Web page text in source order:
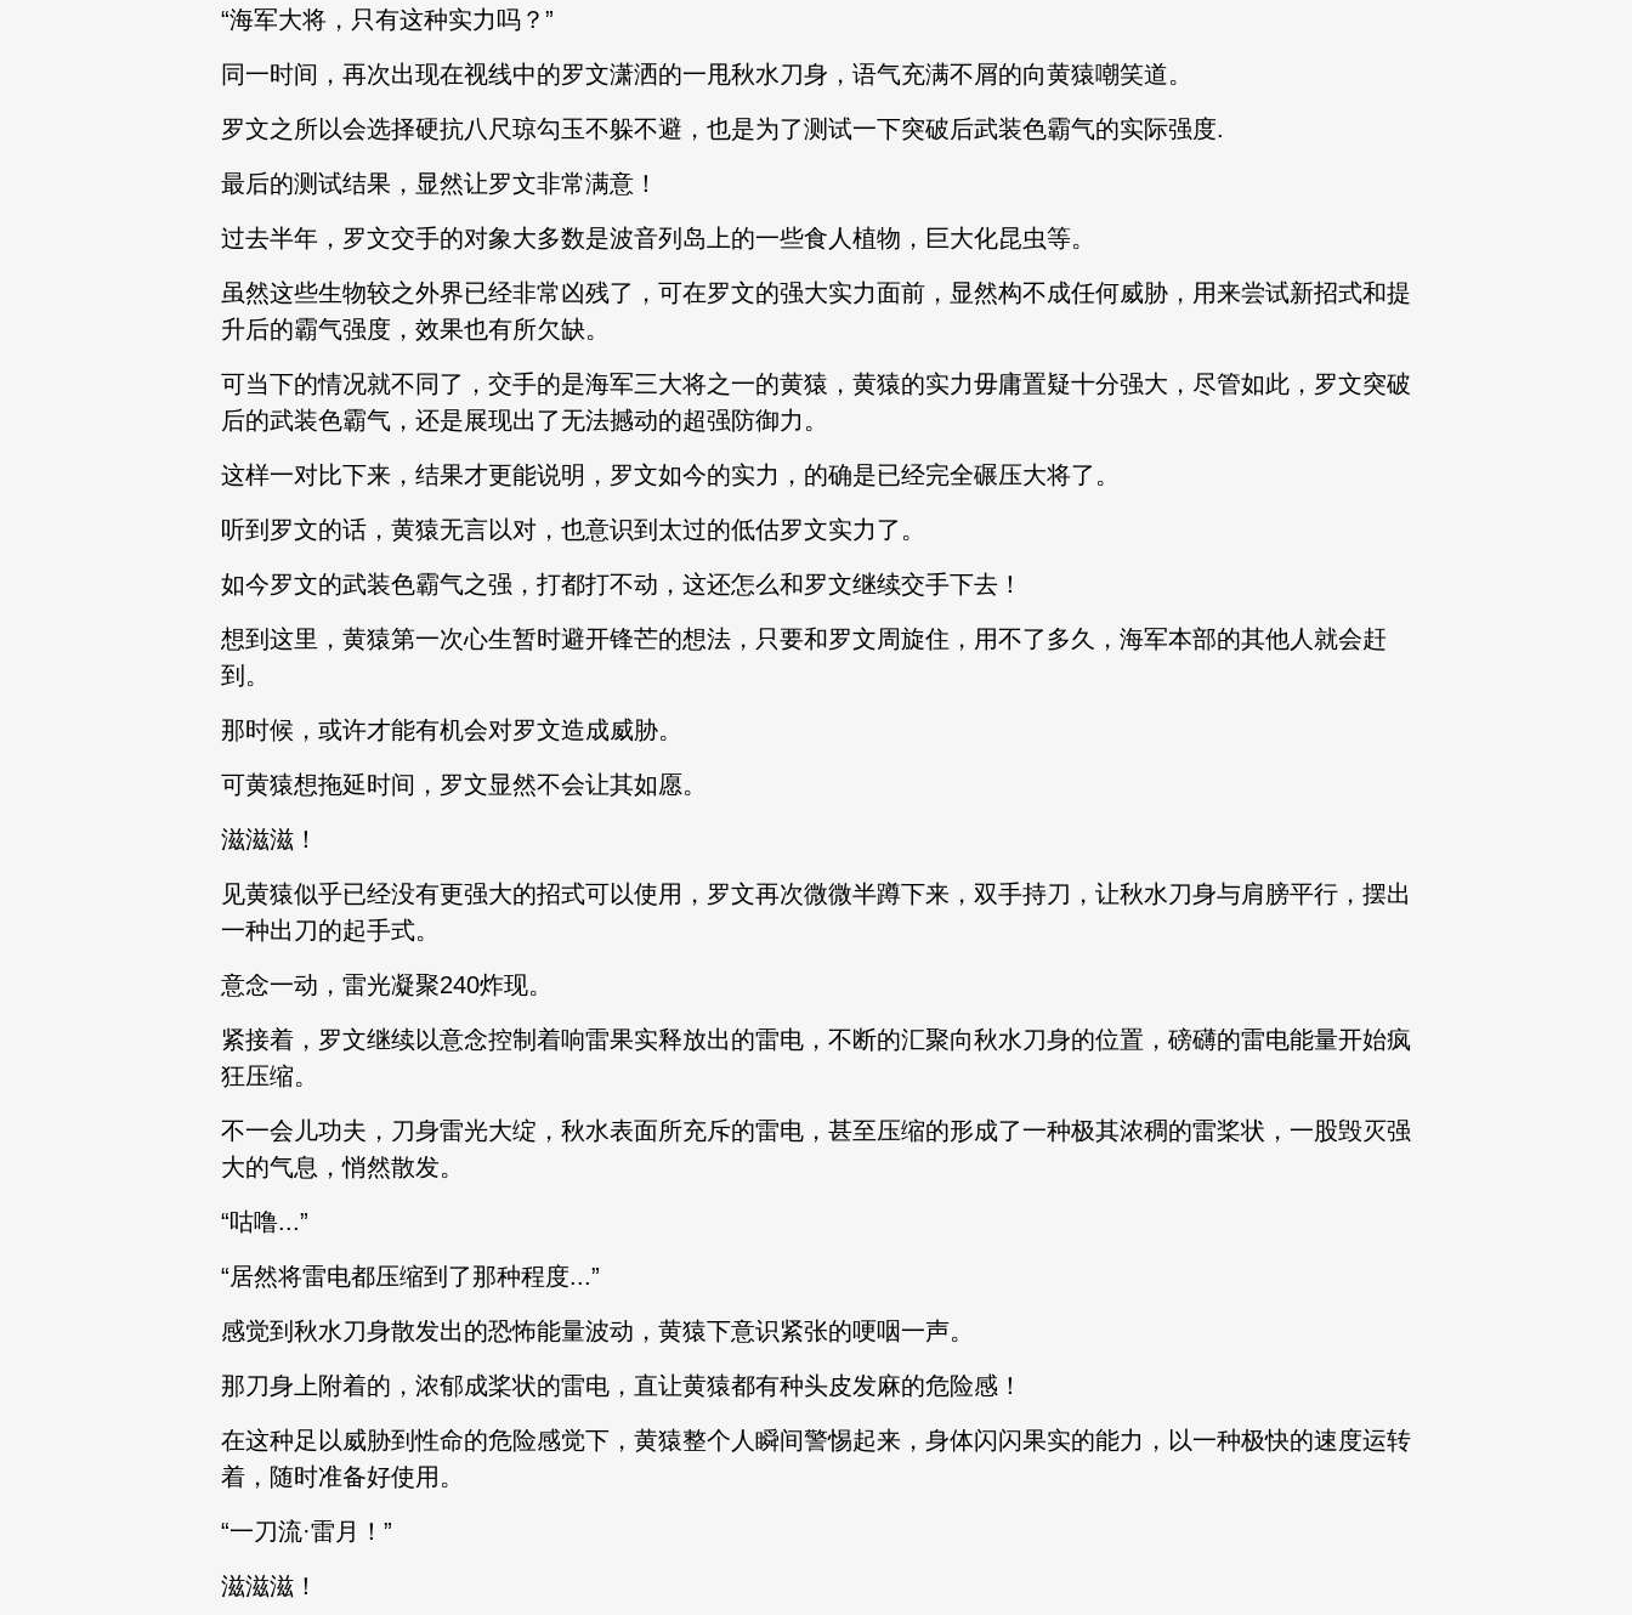
“海军大将，只有这种实力吗？”
同一时间，再次出现在视线中的罗文潇洒的一甩秋水刀身，语气充满不屑的向黄猿嘲笑道。
罗文之所以会选择硬抗八尺琼勾玉不躲不避，也是为了测试一下突破后武装色霸气的实际强度.
最后的测试结果，显然让罗文非常满意！
过去半年，罗文交手的对象大多数是波音列岛上的一些食人植物，巨大化昆虫等。
虽然这些生物较之外界已经非常凶残了，可在罗文的强大实力面前，显然构不成任何威胁，用来尝试新招式和提
升后的霸气强度，效果也有所欠缺。
可当下的情况就不同了，交手的是海军三大将之一的黄猿，黄猿的实力毋庸置疑十分强大，尽管如此，罗文突破
后的武装色霸气，还是展现出了无法撼动的超强防御力。
这样一对比下来，结果才更能说明，罗文如今的实力，的确是已经完全碾压大将了。
听到罗文的话，黄猿无言以对，也意识到太过的低估罗文实力了。
如今罗文的武装色霸气之强，打都打不动，这还怎么和罗文继续交手下去！
想到这里，黄猿第一次心生暂时避开锋芒的想法，只要和罗文周旋住，用不了多久，海军本部的其他人就会赶
到。
那时候，或许才能有机会对罗文造成威胁。
可黄猿想拖延时间，罗文显然不会让其如愿。
滋滋滋！
见黄猿似乎已经没有更强大的招式可以使用，罗文再次微微半蹲下来，双手持刀，让秋水刀身与肩膀平行，摆出
一种出刀的起手式。
意念一动，雷光凝聚240炸现。
紧接着，罗文继续以意念控制着响雷果实释放出的雷电，不断的汇聚向秋水刀身的位置，磅礴的雷电能量开始疯
狂压缩。
不一会儿功夫，刀身雷光大绽，秋水表面所充斥的雷电，甚至压缩的形成了一种极其浓稠的雷桨状，一股毁灭强
大的气息，悄然散发。
“咕噜...”
“居然将雷电都压缩到了那种程度...”
感觉到秋水刀身散发出的恐怖能量波动，黄猿下意识紧张的哽咽一声。
那刀身上附着的，浓郁成桨状的雷电，直让黄猿都有种头皮发麻的危险感！
在这种足以威胁到性命的危险感觉下，黄猿整个人瞬间警惕起来，身体闪闪果实的能力，以一种极快的速度运转
着，随时准备好使用。
“一刀流·雷月！”
滋滋滋！